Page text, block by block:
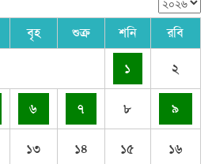
বৃহ শুক্র শনি রবি
১ ২
৬ ৭ ৮ ৯
১৩ ১৪ ১৫ ১৬